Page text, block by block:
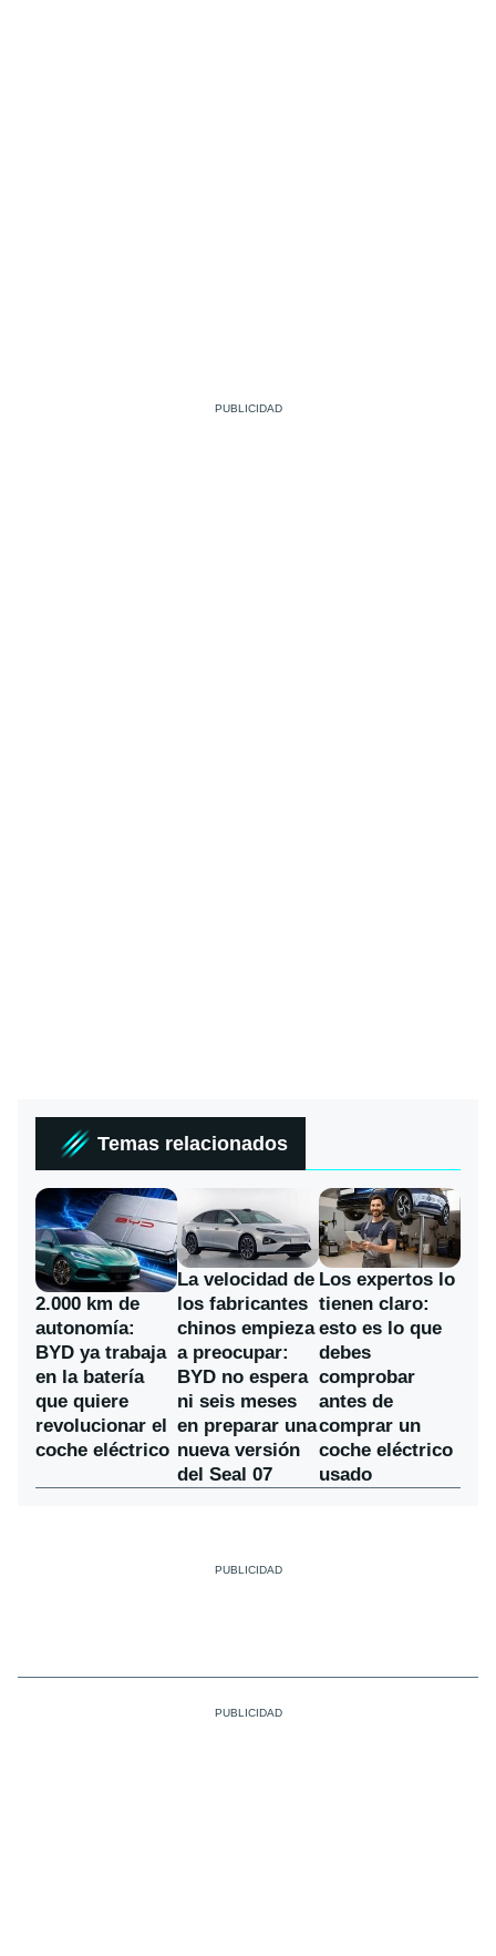
Temas relacionados
2.000 km de
autonomía:
BYD ya trabaja
en la batería
que quiere
revolucionar el
coche eléctrico
La velocidad de
los fabricantes
chinos empieza
a preocupar:
BYD no espera
ni seis meses
en preparar una
nueva versión
del Seal 07
Los expertos lo
tienen claro:
esto es lo que
debes
comprobar
antes de
comprar un
coche eléctrico
usado